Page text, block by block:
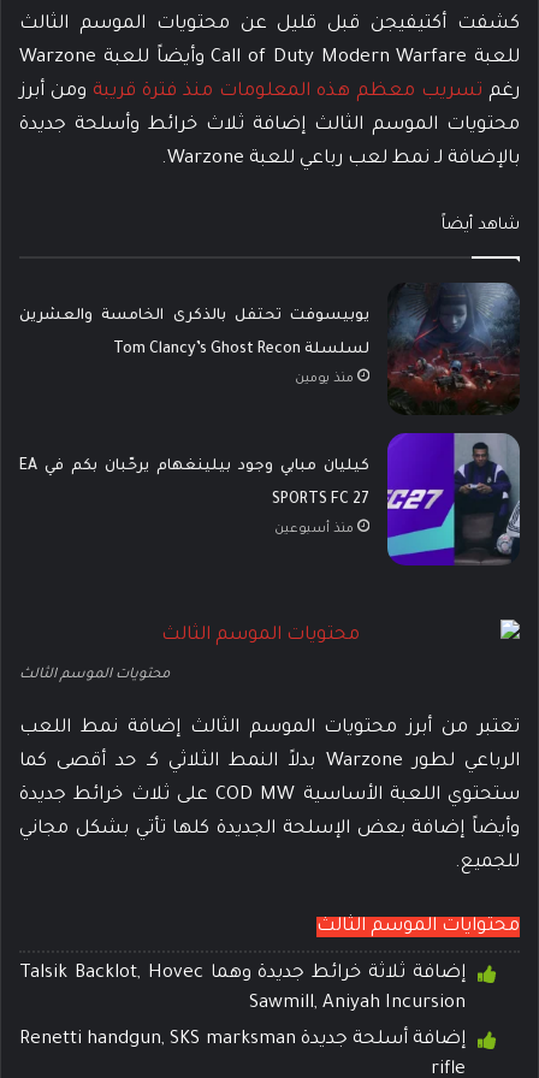
كشفت أكتيفيجن قبل قليل عن محتويات الموسم الثالث
للعبة Call of Duty Modern Warfare وأيضاً للعبة Warzone
رغم تسريب معظم هذه المعلومات منذ فترة قريبة ومن أبرز
محتويات الموسم الثالث إضافة ثلاث خرائط وأسلحة جديدة
بالإضافة لـ نمط لعب رباعي للعبة Warzone.
شاهد أيضاً
يوبيسوفت تحتفل بالذكرى الخامسة والعشرين
لسلسلة Tom Clancy’s Ghost Recon
منذ يومين
كيليان مبابي وجود بيلينغهام يرحّبان بكم في EA
SPORTS FC 27
منذ أسبوعين
محتويات الموسم الثالث
تعتبر من أبرز محتويات الموسم الثالث إضافة نمط اللعب
الرباعي لطور Warzone بدلاً النمط الثلاثي كـ حد أقصى كما
ستحتوي اللعبة الأساسية COD MW على ثلاث خرائط جديدة
وأيضاً إضافة بعض الإسلحة الجديدة كلها تأتي بشكل مجاني
للجميع.
محتوايات الموسم الثالث
إضافة ثلاثة خرائط جديدة وهما Talsik Backlot, Hovec
Sawmill, Aniyah Incursion
إضافة أسلحة جديدة Renetti handgun, SKS marksman
rifle